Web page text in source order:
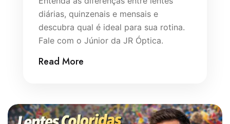
diárias, quinzenais e mensais e
descubra qual é ideal para sua rotina.
Fale com o Júnior da JR Óptica.
Read More